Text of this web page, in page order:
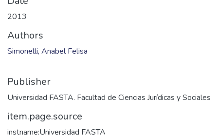
2013
Authors
Simonelli, Anabel Felisa
Publisher
Universidad FASTA. Facultad de Ciencias Jurídicas y Sociales
item.page.source
instname:Universidad FASTA